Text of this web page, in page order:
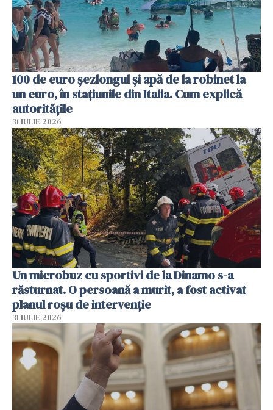
100 de euro șezlongul și apă de la robinet la
un euro, în stațiunile din Italia. Cum explică
autoritățile
31 IULIE 2026
Un microbuz cu sportivi de la Dinamo s-a
răsturnat. O persoană a murit, a fost activat
planul roșu de intervenție
31 IULIE 2026